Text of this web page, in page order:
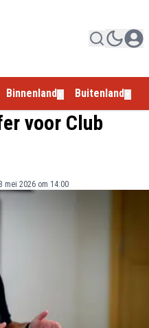
Binnenland Buitenland
voor Club
mei 2026 om 14:00